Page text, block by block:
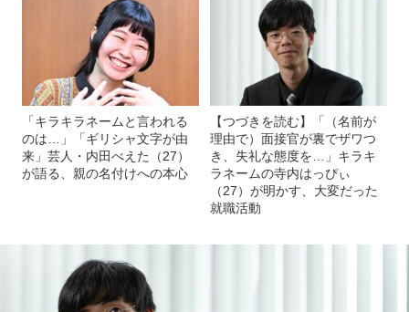
「キラキラネームと言われる
のは…」「ギリシャ文字が由
来」芸人・内田べえた（27）
が語る、親の名付けへの本心
【つづきを読む】「（名前が
理由で）面接官が裏でザワつ
き、失礼な態度を…」キラキ
ラネームの寺内はっぴぃ
（27）が明かす、大変だった
就職活動